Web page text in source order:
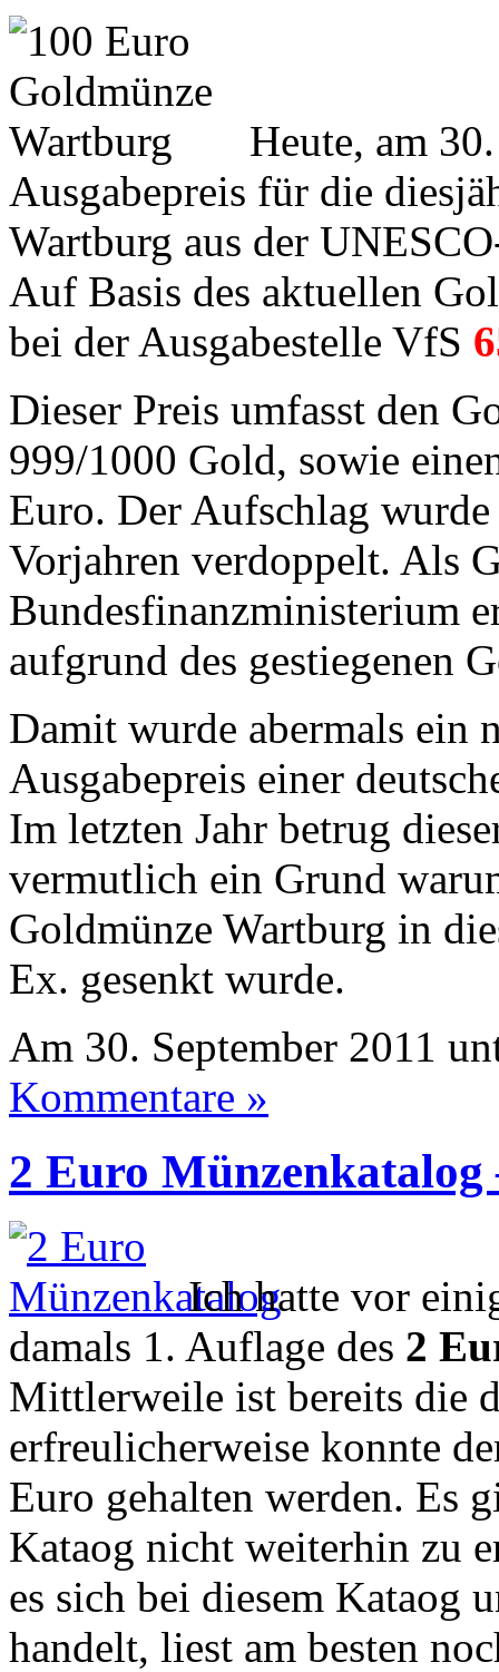
Heute, am
Ausgabepreis für die
Wartburg aus der
Auf Basis des aktuellen
bei der Ausgabestelle VfS
Dieser Preis umfasst den
999/1000 Gold, sowie
Euro. Der Aufschlag
Vorjahren verdoppelt. Als
Bundesfinanzministerium
aufgrund des gestiegenen
Damit wurde abermals ein
Ausgabepreis einer
Im letzten Jahr betrug
vermutlich ein Grund
Goldmünze Wartburg in
Ex. gesenkt wurde.
Am 30. September 2011
Kommentare »
2 Euro
Ich hatte vor
damals 1. Auflage des 2
Mittlerweile ist bereits die
erfreulicherweise konnte
Euro gehalten werden. Es
Kataog nicht weiterhin zu
es sich bei diesem Kataog
handelt, liest am besten